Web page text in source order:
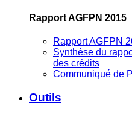
Rapport AGFPN 2015
Rapport AGFPN
Synthèse du
des crédits
Communiqué de
Outils